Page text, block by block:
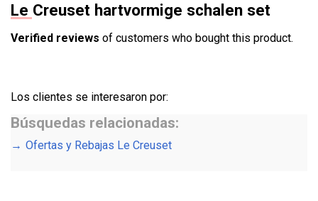
Le Creuset hartvormige schalen set
Verified reviews of customers who bought this product.
Los clientes se interesaron por:
Búsquedas relacionadas:
Ofertas y Rebajas Le Creuset